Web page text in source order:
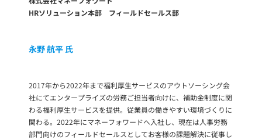
HRソリューション本部 フィールドセールス部
永野 航平 氏
2017年から2022年まで福利厚生サービスのアウトソーシング会
社にてエンタープライズの労務ご担当者向けに、補助金制度に関
わる福利厚生サービスを提供。従業員の働きやすい環境づくりに
関わる。2022年にマネーフォワードへ入社し、現在は人事労務
部門向けのフィールドセールスとしてお客様の課題解決に従事し